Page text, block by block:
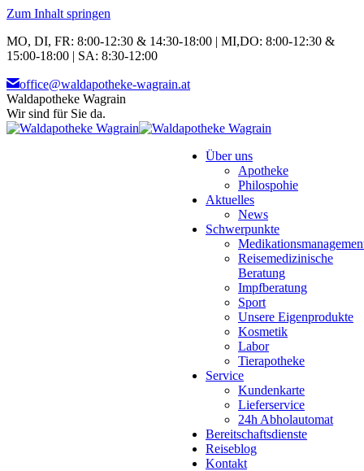
Zum Inhalt springen
MO, DI, FR: 8:00-12:30 & 14:30-18:00 | MI,DO: 8:00-12:30 &
15:00-18:00 | SA: 8:30-12:00
office@waldapotheke-wagrain.at
Waldapotheke Wagrain
Wir sind für Sie da.
Über uns
Apotheke
Philospohie
Aktuelles
News
Schwerpunkte
Reisemedizinische
Beratung
Impfberatung
Sport
Unsere Eigenprodukte
Kosmetik
Labor
Tierapotheke
Service
Kundenkarte
Lieferservice
24h Abholautomat
Bereitschaftsdienste
Reiseblog
Kontakt